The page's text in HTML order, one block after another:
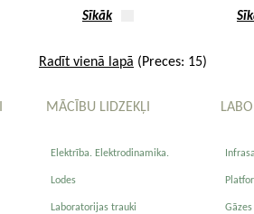
Sīkāk
Radīt vienā lapā (Preces: 15)
MĀCĪBU LIDZEKĻI
Elektrība. Elektrodinamika.
Lodes
Laboratorijas trauki